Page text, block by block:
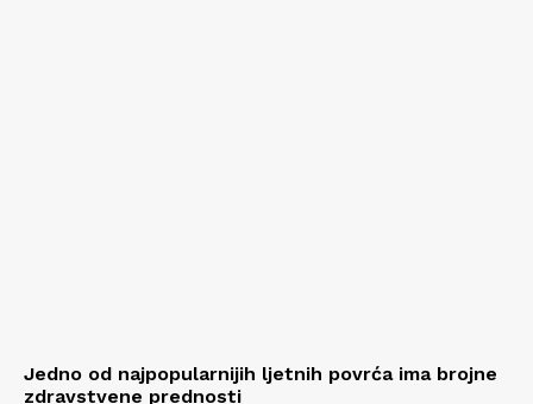
Jedno od najpopularnijih ljetnih povrća ima brojne
zdravstvene prednosti